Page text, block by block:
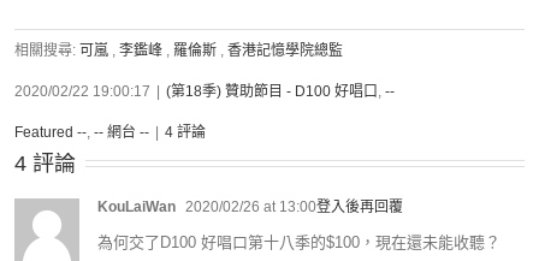
相關搜尋: 可嵐 , 李鑑峰 , 羅倫斯 , 香港記憶學院總監
2020/02/22 19:00:17 (第18季) 贊助節目 - D100 好唱口 , --
Featured --, -- 網台 -- 4 評論
4 評論
KouLaiWan 2020/02/26 at 13:00登入後再回覆
為何交了D100 好唱口第十八季的$100，現在還未能收聽？